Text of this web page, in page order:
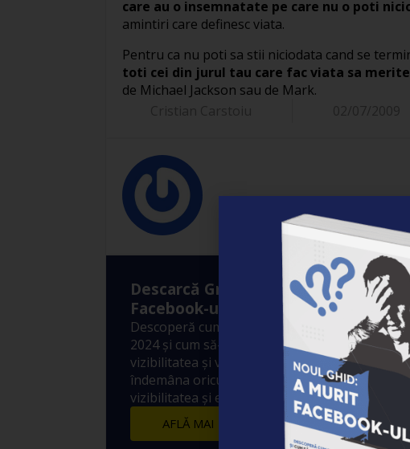
care au o insemnatate pe care nu o poti
amintiri care definesc viata.
Pentru ca nu poti sa stii niciodata cand se
toti cei din jurul tau care fac viata sa
de Michael Jackson sau de Mark.
Cristian Carstoiu
Descarcă Gratuit Ebook-ul: ”A murit
Facebook-ul?”
Descoperă cum funcționează Algoritmul
2024 și cum să-l folosești pentru a-ți crește
vizibilitatea și vânzările! 10 metode simple și la
îndemâna oricui prin care să crești exponențial
vizibilitatea și engagement-ul postărilor tale.
AFLĂ MAI MULTE